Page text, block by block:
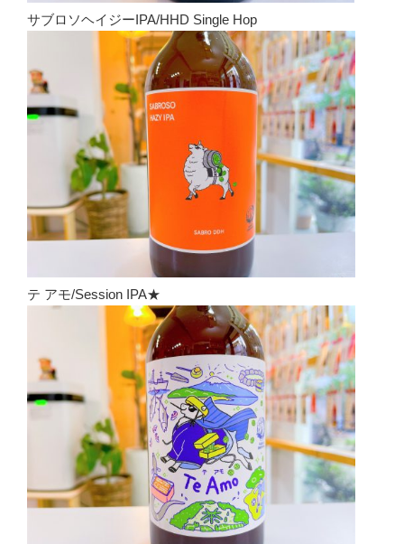
サブロソヘイジーIPA/HHD Single Hop
テ アモ/Session IPA★